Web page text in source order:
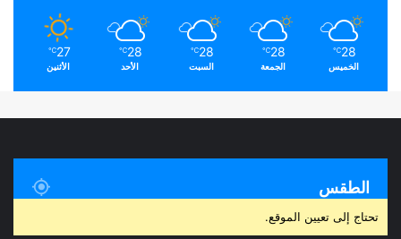
28
℃
الخميس
28
℃
الجمعة
28
℃
السبت
28
℃
الأحد
27
℃
الأثنين
الطقس
تحتاج إلى تعيين الموقع.